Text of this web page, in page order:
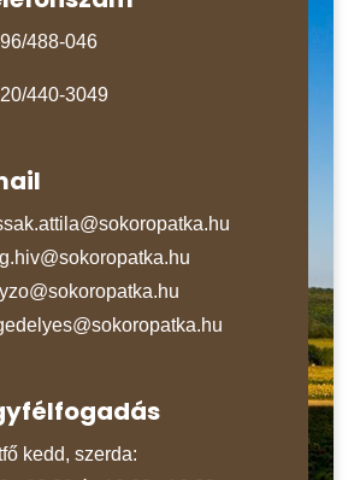
488-046
440-3049
kedd, szerda: